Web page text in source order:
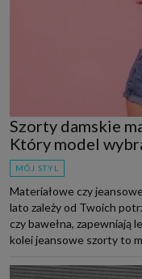
Szorty damskie
Który model
MÓJ STYL
Materiałowe czy
lato zależy od Twoich
czy bawełna, zapewniają
kolei jeansowe szorty to